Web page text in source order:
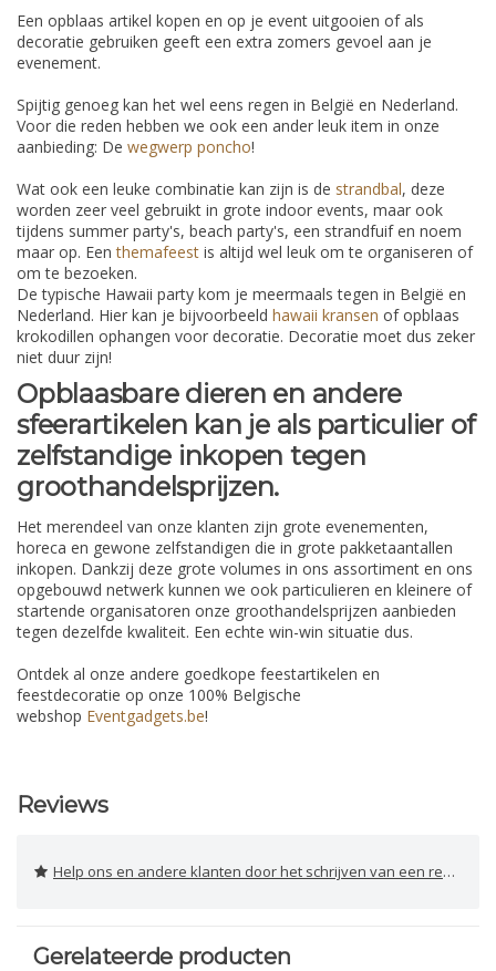
Een opblaas artikel kopen en op je event uitgooien of als
decoratie gebruiken geeft een extra zomers gevoel aan je
evenement.
Spijtig genoeg kan het wel eens regen in België en Nederland.
Voor die reden hebben we ook een ander leuk item in onze
aanbieding: De wegwerp poncho!
Wat ook een leuke combinatie kan zijn is de strandbal, deze
worden zeer veel gebruikt in grote indoor events, maar ook
tijdens summer party's, beach party's, een strandfuif en noem
maar op. Eenthemafeest is altijd wel leuk om te organiseren of
om te bezoeken.
De typische Hawaii party kom je meermaals tegen in België en
Nederland. Hier kan je bijvoorbeeld hawaii kransen of opblaas
krokodillen ophangen voor decoratie. Decoratie moet dus zeker
niet duur zijn!
Opblaasbare dieren en andere
sfeerartikelen kan je als particulier of
zelfstandige inkopen tegen
groothandelsprijzen.
Het merendeel van onze klanten zijn grote evenementen,
horeca en gewone zelfstandigen die in grote pakketaantallen
inkopen. Dankzij deze grote volumes in ons assortiment en ons
opgebouwd netwerk kunnen we ook particulieren en kleinere of
startende organisatoren onze groothandelsprijzen aanbieden
tegen dezelfde kwaliteit. Een echte win-win situatie dus.
Ontdek al onze andere goedkope feestartikelen en
feestdecoratie op onze 100% Belgische
webshop Eventgadgets.be!
Reviews
Help ons en andere klanten door het schrijven van een review
Gerelateerde producten